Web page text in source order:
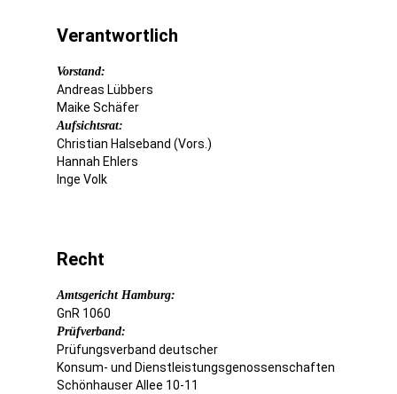
Verantwortlich
Vorstand:
Andreas Lübbers
Maike Schäfer
Aufsichtsrat:
Christian Halseband (Vors.)
Hannah Ehlers
Inge Volk
Recht
Amtsgericht Hamburg:
GnR 1060
Prüfverband:
Prüfungsverband deutscher
Konsum- und Dienstleistungsgenossenschaften
Schönhauser Allee 10-11